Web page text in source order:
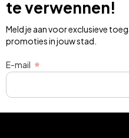
te verwennen!
Meld je aan voor exclusieve
promoties in jouw stad.
E-mail